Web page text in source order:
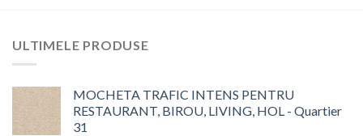
ULTIMELE PRODUSE
MOCHETA TRAFIC INTENS PENTRU
RESTAURANT, BIROU, LIVING, HOL - Quartier
31